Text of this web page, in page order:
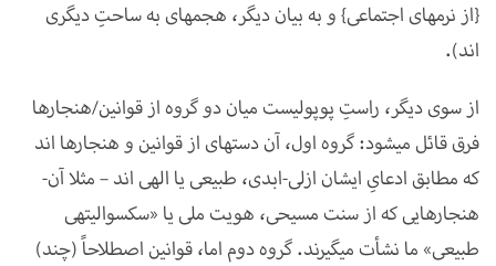
{از نرم­های اجتماعی} و به بیان دیگر، هجمه­ای به ساحتِ دیگری
اند).
از سوی دیگر، راستِ پوپولیست میان دو گروه از قوانین/هنجارها
فرق قائل می­شود: گروه اول، آن دسته­ای از قوانین و هنجارها اند
که مطابق ادعایِ ایشان ازلی-ابدی، طبیعی یا الهی اند–مثلا آن­
هنجارهایی که از سنت مسیحی، هویت ملی یا «سکسوالیته­ی
طبیعی» ما نشأت می­گیرند. گروه دوم اما، قوانین اصطلاحاً (چند)